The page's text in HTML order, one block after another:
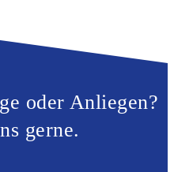
oder Anliegen?
gerne.